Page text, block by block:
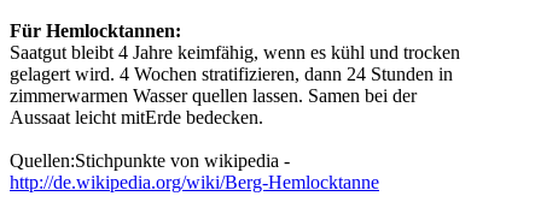
Für Hemlocktannen:
Saatgut bleibt 4 Jahre keimfähig, wenn es kühl und trocken
gelagert wird. 4 Wochen stratifizieren, dann 24 Stunden in
zimmerwarmen Wasser quellen lassen. Samen bei der
Aussaat leicht mitErde bedecken.
Quellen:Stichpunkte von wikipedia -
http://de.wikipedia.org/wiki/Berg-Hemlocktanne